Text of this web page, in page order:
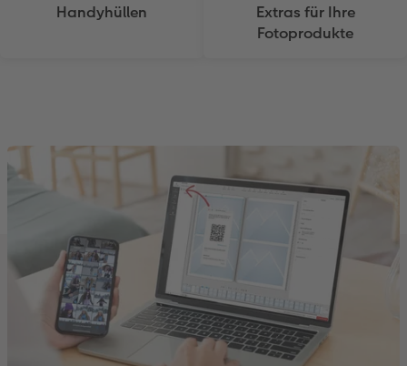
Handyhüllen
Extras für Ihre
Fotoprodukte